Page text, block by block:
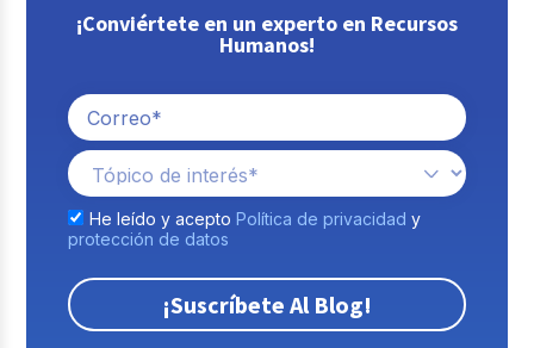
¡Conviértete en un experto en Recursos
Humanos!
He leído y acepto Política de privacidad y
protección de datos